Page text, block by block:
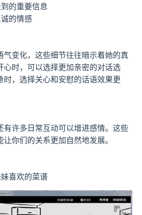
的重要信息
的情感
气变化，这些细节往往暗示着她的真
心时，可以选择更加亲密的对话选
时，选择关心和安慰的话语效果更
有许多日常互动可以增进感情。这些
你们的关系更加自然地发展。
喜欢的菜谱